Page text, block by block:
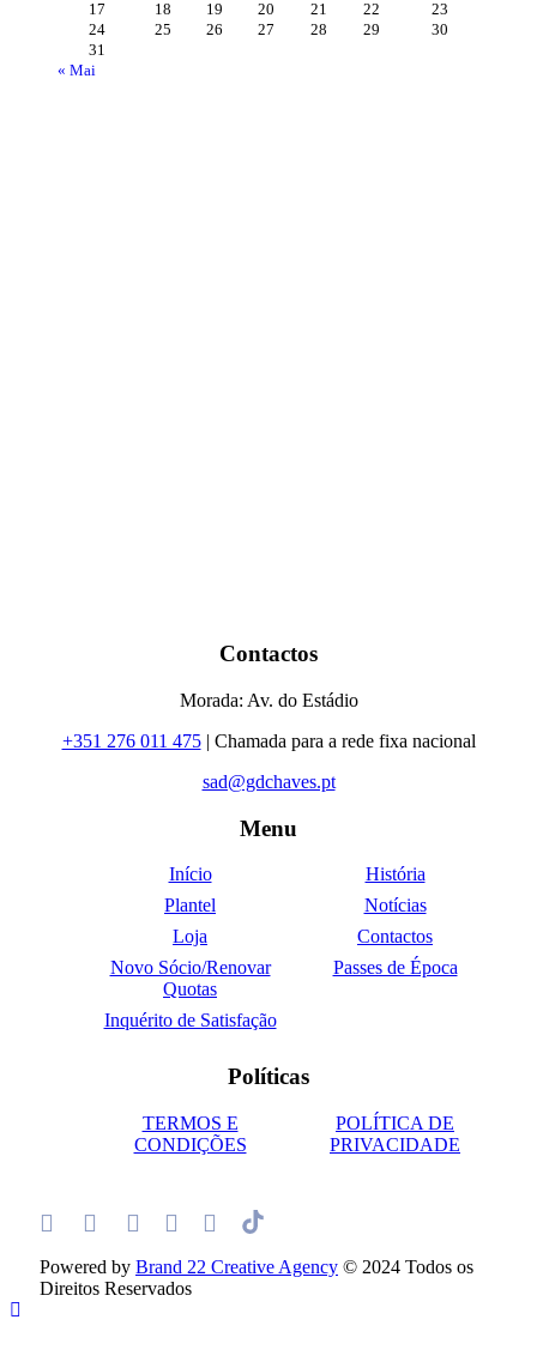
« Mai
17
18 19 20 21 22
23
24
25 26 27 28 29
30
31
Contactos
Morada: Av. do Estádio
+351 276 011 475| Chamada para a rede fixa nacional
sad@gdchaves.pt
Menu
Início
História
Plantel
Notícias
Loja
Contactos
Novo Sócio/Renovar
Quotas
Passes de Época
Inquérito de Satisfação
Políticas
TERMOS E
CONDIÇÕES
POLÍTICA DE
PRIVACIDADE
Powered by Brand 22 Creative Agency © 2024 Todos os
Direitos Reservados